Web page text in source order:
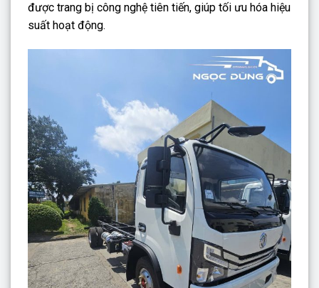
được trang bị công nghệ tiên tiến, giúp tối ưu hóa hiệu
suất hoạt động.